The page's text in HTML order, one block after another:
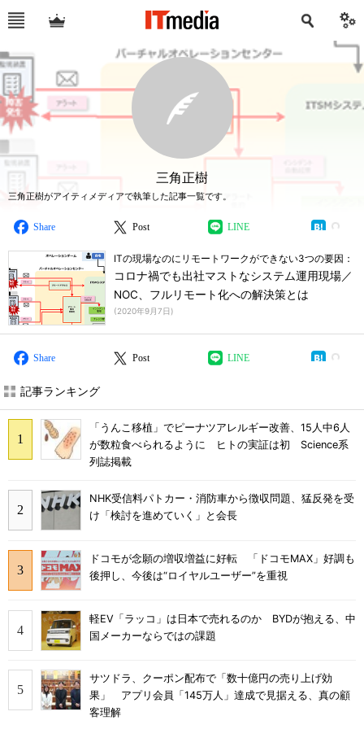
三角正樹
三角正樹がアイティメディアで執筆した記事一覧です。
Share Post LINE
ITの現場なのにリモートワークができない3つの要因：
コロナ禍でも出社マストなシステム運用現場／
NOC、フルリモート化への解決策とは
(2020年9月7日)
Share Post LINE
記事ランキング
「うんこ移植」でピーナツアレルギー改善、15人中6人
が数粒食べられるように ヒトの実証は初 Science系
列誌掲載
NHK受信料パトカー・消防車から徴収問題、猛反発を受
け「検討を進めていく」と会長
ドコモが念願の増収増益に好転 「ドコモMAX」好調も
後押し、今後は“ロイヤルユーザー”を重視
軽EV「ラッコ」は日本で売れるのか BYDが抱える、中
国メーカーならではの課題
サツドラ、クーポン配布で「数十億円の売り上げ効
果」 アプリ会員「145万人」達成で見据える、真の顧
客理解